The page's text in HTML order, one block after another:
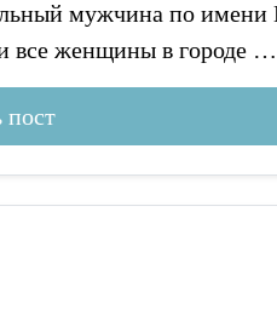
мужчина по имени
все женщины в городе …
пост